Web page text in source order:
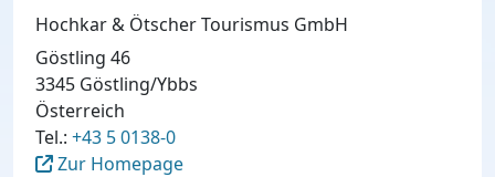
Hochkar & Ötscher Tourismus GmbH
Göstling 46
3345 Göstling/Ybbs
Österreich
Tel.: +43 5 0138-0
Zur Homepage